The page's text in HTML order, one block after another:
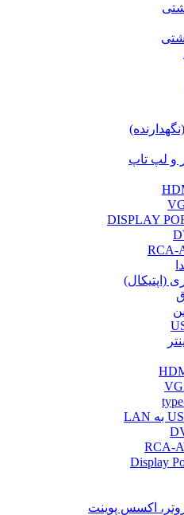
و لپ تاپ
(اپتیکال)
اکسس پوینت